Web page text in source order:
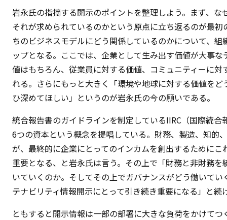
岩永氏の指摘する開示のポイントを整理しよう。まず、
それが求められているのかという原点に立ち返るのが最
ちのビジネスモデルにどう関係しているのかについて、
ップとなる。ここでは、企業として生み出す価値が大事
値はもちろん、従業員に対する価値、コミュニティーに
れる。さらにもっと大きく「環境や地球に対する価値を
ひ深めてほしい」というのが岩永氏の今の願いである。
統合報告書のガイドラインを制定しているIIRC（国際統
6つの資本という概念を提唱している。財務、製造、知的
が、最終的に企業にとってのインカムを創出するために
重要となる、と岩永氏は言う。その上で「財務と非財務
いていくのか。そしてその上でガバナンスがどう働いて
テナビリティ情報開示にとって引き続き重要になる」と続
ともすると開示情報は一部の部署に大きな負荷をかけて